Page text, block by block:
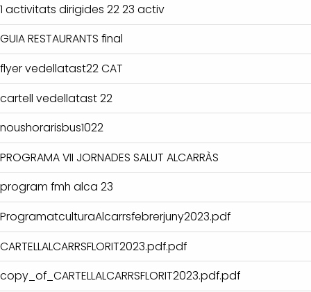
1 activitats dirigides 22 23 activ
GUIA RESTAURANTS final
flyer vedellatast22 CAT
cartell vedellatast 22
noushorarisbus1022
PROGRAMA VII JORNADES SALUT ALCARRÀS
program fmh alca 23
ProgramatculturaAlcarrsfebrerjuny2023.pdf
CARTELLALCARRSFLORIT2023.pdf.pdf
copy_of_CARTELLALCARRSFLORIT2023.pdf.pdf